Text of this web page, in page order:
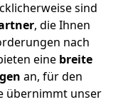
sind
, die Ihnen
nach
eine breite
an, für den
übernimmt unser